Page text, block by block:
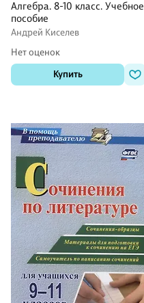
Алгебра. 8-10 класс. Учебное
пособие
Андрей Киселев
Нет оценок
Купить